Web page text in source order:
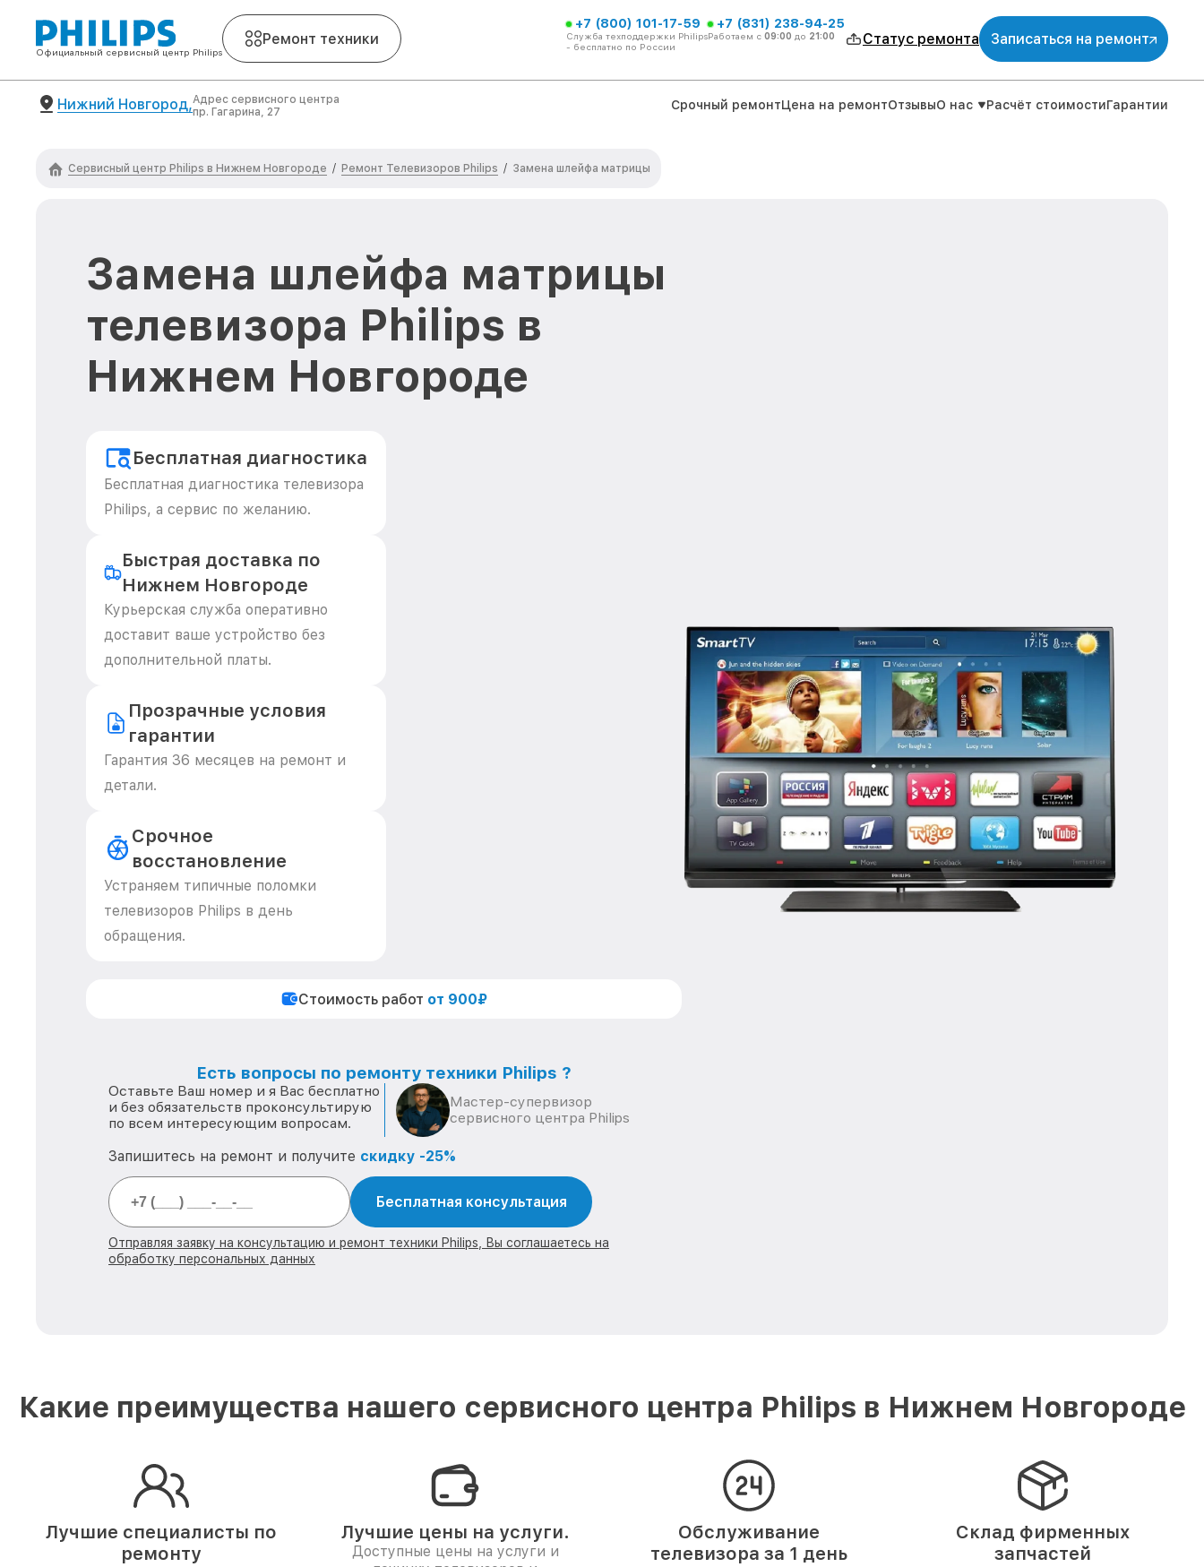
Официальный сервисный центр Philips
Ремонт техники
+7 (800) 101-17-59
Служба техподдержки Philips
- бесплатно по России
+7 (831) 238-94-25
Работаем с 09:00 до 21:00 Статус ремонта Записаться на ремонт
Нижний Новгород,Адрес сервисного центра
пр. Гагарина, 27
Срочный ремонтЦена на ремонтОтзывыО нас Расчёт стоимостиГарантии
Сервисный центр Philips в Нижнем Новгороде / Ремонт Телевизоров Philips / Замена шлейфа матрицы
Замена шлейфа матрицы
телевизора Philips в
Нижнем Новгороде
Бесплатная диагностика
Бесплатная диагностика телевизора
Philips, а сервис по желанию.
Быстрая доставка по
Нижнем Новгороде
Курьерская служба оперативно
доставит ваше устройство без
дополнительной платы.
Прозрачные условия
гарантии
Гарантия 36 месяцев на ремонт и
детали.
Срочное
восстановление
Устраняем типичные поломки
телевизоров Philips в день
обращения.
Стоимость работ от 900₽
Есть вопросы по ремонту техники Philips ?
Оставьте Ваш номер и я Вас бесплатно
и без обязательств проконсультирую
по всем интересующим вопросам.
Мастер-супервизор
сервисного центра Philips
Запишитесь на ремонт и получите скидку -25%
Бесплатная консультация
Отправляя заявку на консультацию и ремонт техники Philips, Вы соглашаетесь на
обработку персональных данных
Какие преимущества нашего сервисного центра Philips в Нижнем Новгороде
Лучшие специалисты по
ремонту
Лучшие цены на услуги.
Доступные цены на услуги и
Обслуживание
телевизора за 1 день
Склад фирменных
запчастей